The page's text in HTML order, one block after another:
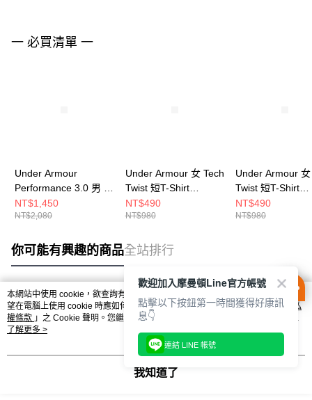
一 必買清單 一
Under Armour
Performance 3.0 男 短
POLO 1377374-001
NT$1,450
NT$2,080
Under Armour 女 Tech
Twist 短T-Shirt
1384230-383
NT$490
NT$980
Under Armour
Twist 短T-Shirt
1384230-465
NT$490
NT$980
你可能有興趣的商品全站排行
熱門標籤
本網站中使用 cookie，欲查詢有關本網站使用 cookie 方式之詳情，及若您不希
望在電腦上使用 cookie 時應如何變更電腦的 cookie 設定，請參閱本網站「
隱私
權條款 」之 Cookie 聲明。您繼續使用本網站即表示您同意本公司得按本網站使
用條款之 Cookie 聲明使用 cookie。
了解更多 >
我知道了
歡迎加入摩曼頓Line官方帳號
點擊以下按鈕第一時間獲得好康訊
息👇
連結 LINE 帳號